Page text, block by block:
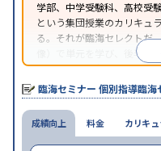
学部、中学受験科、高校受
という集団授業のカリキュ
る。それが臨海セレクトだ
像）で単元を学び、後半は
問題を解き、全て正解した
イルの個別指導だ。
臨海セミナー 個別指導臨
成績向上 料金 カリキ